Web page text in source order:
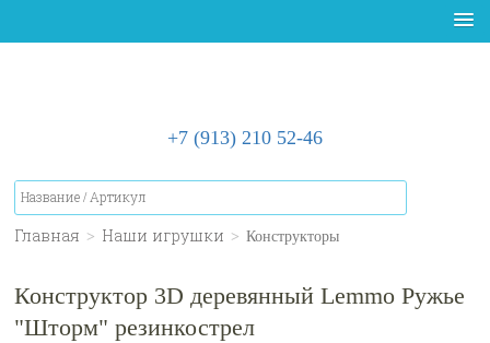
+7 (913) 210 52-46
Главная > Наши игрушки > Конструкторы
Конструктор 3D деревянный Lemmo Ружье
"Шторм" резинкострел